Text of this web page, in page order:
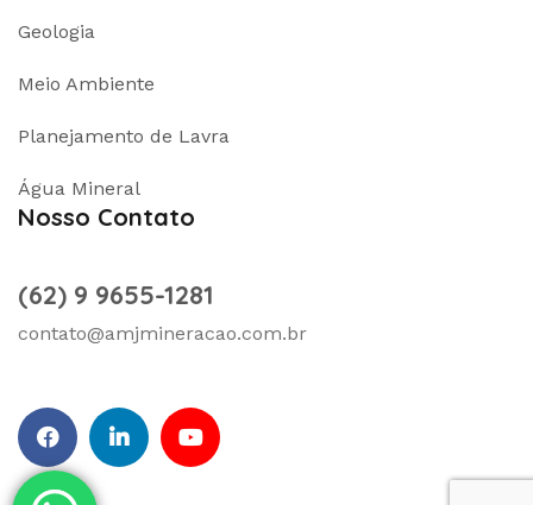
Geologia
Meio Ambiente
Planejamento de Lavra
Água Mineral
Nosso Contato
(62) 9 9655-1281
contato@amjmineracao.com.br
facebookLinkedin